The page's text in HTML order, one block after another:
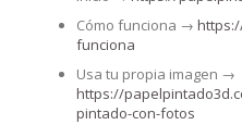
Cómo funciona →
funciona
Usa tu propia imagen →
https://
pintado-con-fotos